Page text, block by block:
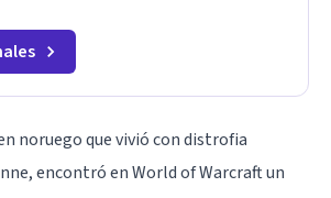
noruego que vivió con distrofia
encontró en World of Warcraft un